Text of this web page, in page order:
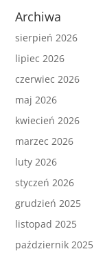
Archiwa
sierpień 2026
lipiec 2026
czerwiec 2026
maj 2026
kwiecień 2026
marzec 2026
luty 2026
styczeń 2026
grudzień 2025
listopad 2025
październik 2025